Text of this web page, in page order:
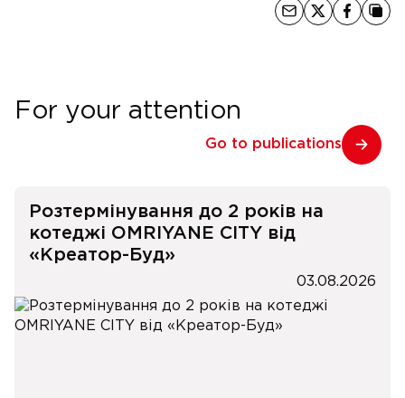
For your attention
Go to publications
Розтермінування до 2 років на
котеджі OMRIYANE CITY від
«Креатор-Буд»
03.08.2026